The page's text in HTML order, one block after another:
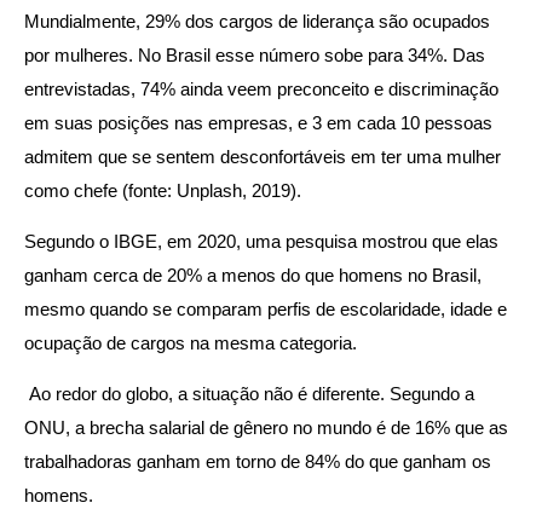
Mundialmente, 29% dos cargos de liderança são ocupados
por mulheres. No Brasil esse número sobe para 34%. Das
entrevistadas, 74% ainda veem preconceito e discriminação
em suas posições nas empresas, e 3 em cada 10 pessoas
admitem que se sentem desconfortáveis em ter uma mulher
como chefe (fonte: Unplash, 2019).
Segundo o IBGE, em 2020, uma pesquisa mostrou que elas
ganham cerca de 20% a menos do que homens no Brasil,
mesmo quando se comparam perfis de escolaridade, idade e
ocupação de cargos na mesma categoria.
Ao redor do globo, a situação não é diferente. Segundo a
ONU, a brecha salarial de gênero no mundo é de 16% que as
trabalhadoras ganham em torno de 84% do que ganham os
homens.